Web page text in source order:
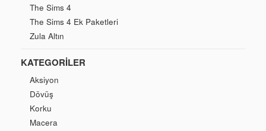
The Sims 4
The Sims 4 Ek Paketleri
Zula Altın
KATEGORILER
Aksiyon
Dövüş
Korku
Macera